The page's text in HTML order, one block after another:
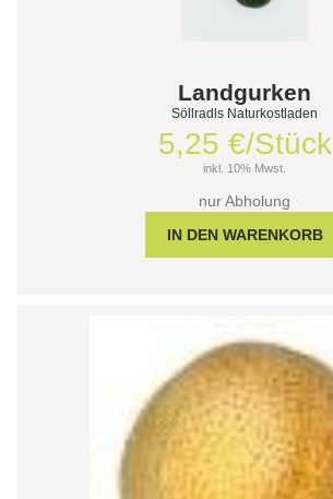
Landgurken
Söllradls Naturkostladen
5,25 €/Stück
inkl. 10% Mwst.
nur Abholung